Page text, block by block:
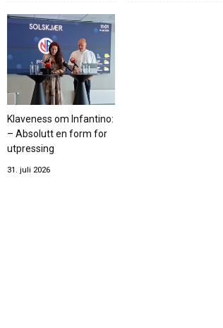
Klaveness om Infantino:
– Absolutt en form for
utpressing
31. juli 2026